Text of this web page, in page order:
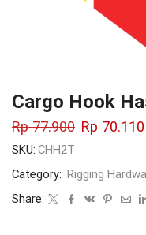
Cargo Hook
Rp77.900 Rp 70.110
SKU: CHH2T
Category: Rigging
Share: